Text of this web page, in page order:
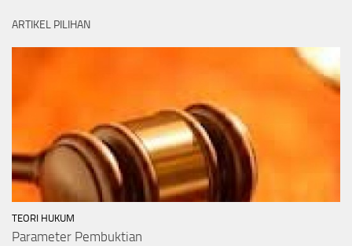
ARTIKEL PILIHAN
TEORI HUKUM
Parameter Pembuktian